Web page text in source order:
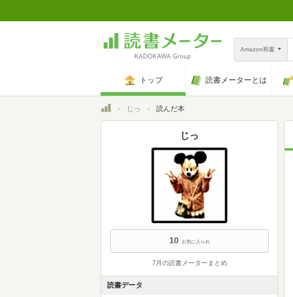
Amazon和書
トップ 読書メーターとは
トップじっ 読んだ本
じっ
10 お気に入られ
7月の読書メーターまとめ
読書データ